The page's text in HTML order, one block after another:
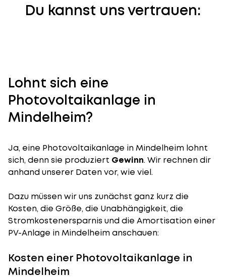
Du kannst uns vertrauen:
Lohnt sich eine
Photovoltaikanlage in
Mindelheim?
Ja, eine Photovoltaikanlage in Mindelheim lohnt
sich, denn sie produziert Gewinn. Wir rechnen dir
anhand unserer Daten vor, wie viel.
Dazu müssen wir uns zunächst ganz kurz die
Kosten, die Größe, die Unabhängigkeit, die
Stromkostenersparnis und die Amortisation einer
PV-Anlage in Mindelheim anschauen:
Kosten einer Photovoltaikanlage in
Mindelheim